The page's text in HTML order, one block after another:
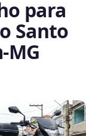
para
Santo